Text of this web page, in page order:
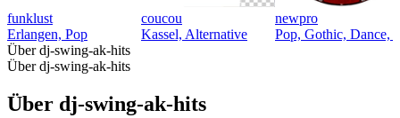
funklust
Erlangen, Pop
coucou
Kassel, Alternative
newpro
Pop, Gothic, Dance,
Über dj-swing-ak-hits
Über dj-swing-ak-hits
Über dj-swing-ak-hits